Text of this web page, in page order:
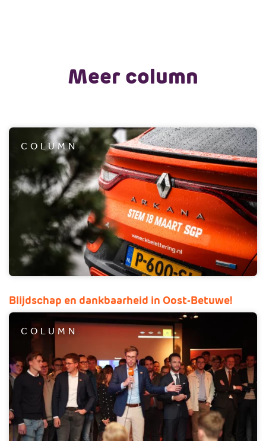
Meer column
COLUMN
Blijdschap en dankbaarheid in Oost-Betuwe!
COLUMN